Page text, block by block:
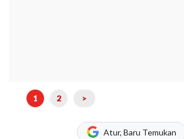
1 2 >
Atur, Baru Temukan